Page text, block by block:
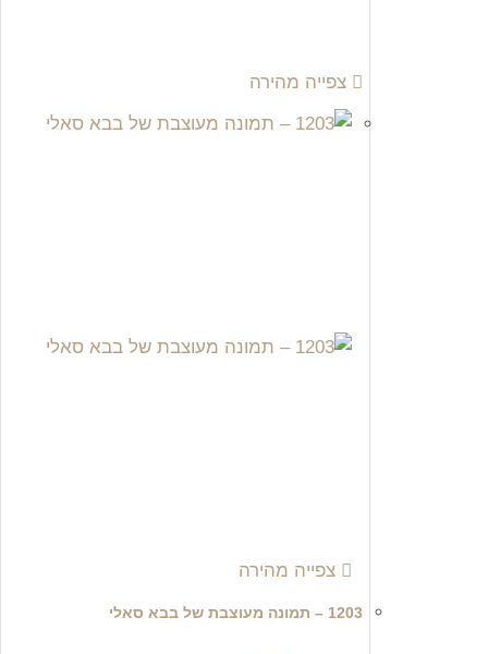
צפייה מהירה
צפייה מהירה
1203 – תמונה מעוצבת של בבא סאלי